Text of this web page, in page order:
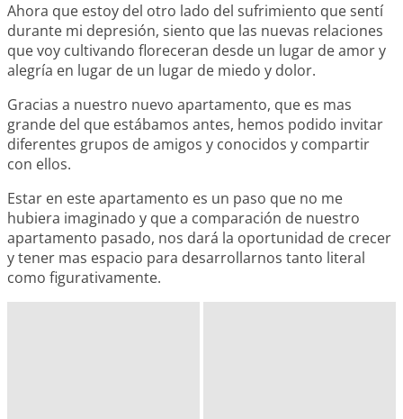
Ahora que estoy del otro lado del sufrimiento que sentí
durante mi depresión, siento que las nuevas relaciones
que voy cultivando floreceran desde un lugar de amor y
alegría en lugar de un lugar de miedo y dolor.
Gracias a nuestro nuevo apartamento, que es mas
grande del que estábamos antes, hemos podido invitar
diferentes grupos de amigos y conocidos y compartir
con ellos.
Estar en este apartamento es un paso que no me
hubiera imaginado y que a comparación de nuestro
apartamento pasado, nos dará la oportunidad de crecer
y tener mas espacio para desarrollarnos tanto literal
como figurativamente.